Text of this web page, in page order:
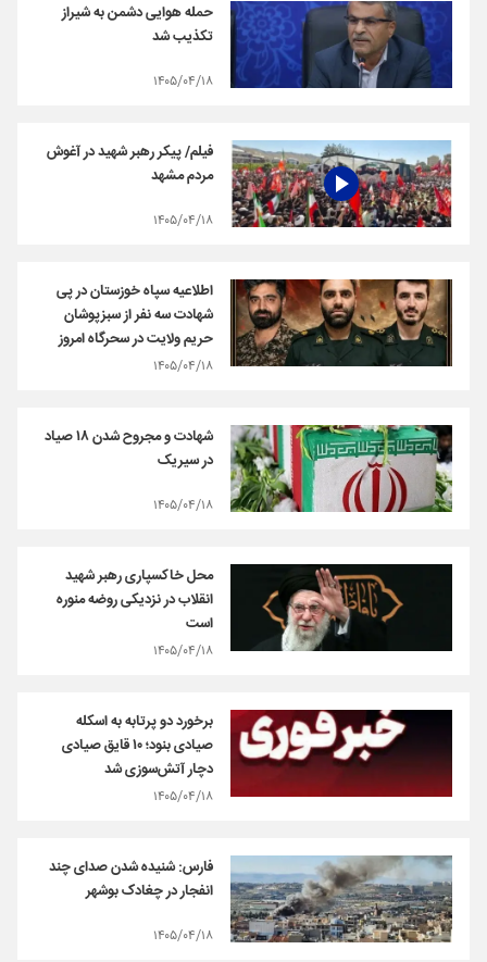
حمله هوایی دشمن به شیراز
تکذیب شد
۱۴۰۵/۰۴/۱۸
فیلم/ پیکر رهبر شهید در آغوش
مردم مشهد
۱۴۰۵/۰۴/۱۸
اطلاعیه سپاه خوزستان در پی
شهادت سه نفر از سبزپوشان
حریم ولایت در سحرگاه امروز
۱۴۰۵/۰۴/۱۸
شهادت و مجروح شدن ۱۸ صیاد
در سیریک
۱۴۰۵/۰۴/۱۸
محل خاکسپاری رهبر شهید
انقلاب در نزدیکی روضه منوره
است
۱۴۰۵/۰۴/۱۸
برخورد دو پرتابه به اسکله
صیادی بنود؛ ۱۰ قایق صیادی
دچار آتش‌سوزی شد
۱۴۰۵/۰۴/۱۸
فارس: شنیده شدن صدای چند
انفجار در چغادک بوشهر
۱۴۰۵/۰۴/۱۸